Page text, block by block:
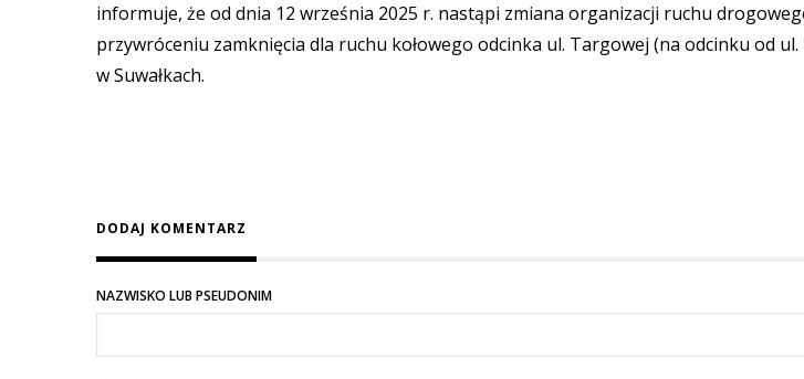
informuje, że od dnia 12 września 2025 r. nastąpi zmiana organizacji ruchu
przywróceniu zamknięcia dla ruchu kołowego odcinka ul. Targowej (na odcinku od
w Suwałkach.
DODAJ KOMENTARZ
NAZWISKO LUB PSEUDONIM